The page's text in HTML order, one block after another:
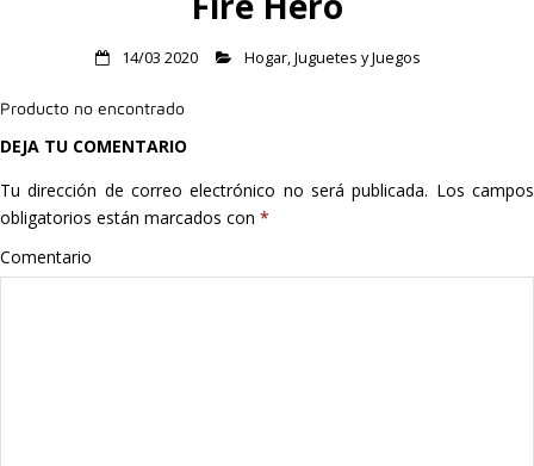
Deportes
Hogar
Informática
14/03 2020 Hogar,Juguetes y Juegos
Producto no encontrado
DEJA TU COMENTARIO
Tu dirección de correo electrónico no será publicada. Los campos
obligatorios están marcados con *
Comentario